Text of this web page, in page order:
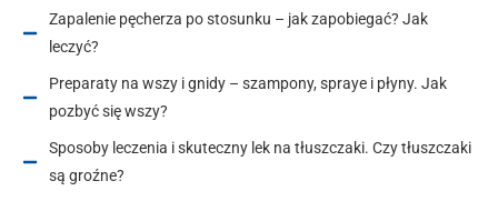
Zapalenie pęcherza po stosunku – jak zapobiegać? Jak
leczyć?
Preparaty na wszy i gnidy – szampony, spraye i płyny. Jak
pozbyć się wszy?
Sposoby leczenia i skuteczny lek na tłuszczaki. Czy tłuszczaki
są groźne?